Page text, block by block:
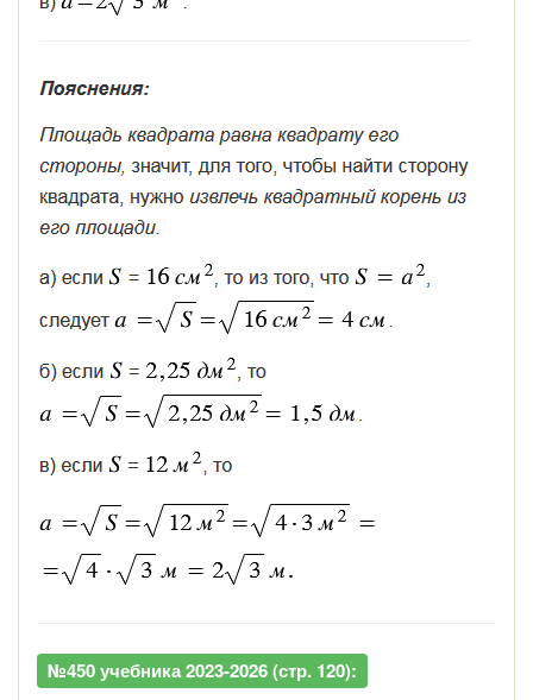
№450 учебника 2023-2026 (стр. 120):